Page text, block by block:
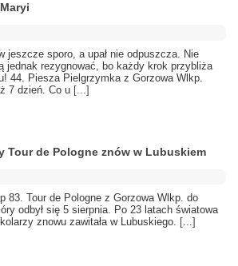
jeszcze sporo, a upał nie odpuszcza. Nie
jednak rezygnować, bo każdy krok przybliża
44. Piesza Pielgrzymka z Gorzowa Wlkp.
7 dzień. Co u [...]
Tour de Pologne znów w Lubuskiem
83. Tour de Pologne z Gorzowa Wlkp. do
odbył się 5 sierpnia. Po 23 latach światowa
znowu zawitała w Lubuskiego. [...]